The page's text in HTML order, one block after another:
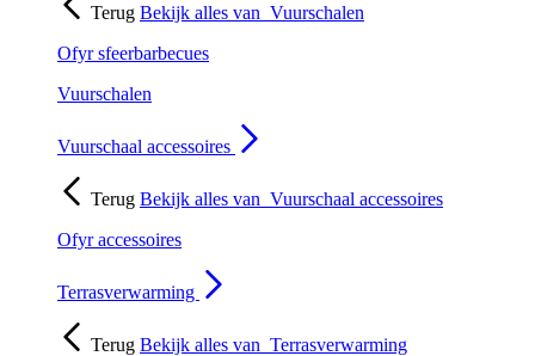
Terug Bekijk alles van Vuurschalen
Ofyr sfeerbarbecues
Vuurschalen
Vuurschaal accessoires
Terug Bekijk alles van Vuurschaal accessoires
Ofyr accessoires
Terrasverwarming
Terug Bekijk alles van Terrasverwarming